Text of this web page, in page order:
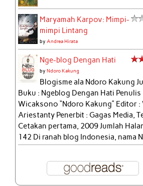
Maryamah Karpov: Mimpi-
mimpi Lintang
by Andrea Hirata
Nge-blog Dengan Hati
byNdoro Kakung
Blogisme ala Ndoro Kakung
Buku : Ngeblog Dengan Hati Penulis
Wicaksono “Ndoro Kakung” Editor :
Ariestanty Penerbit : Gagas Media,
Cetakan pertama, 2009 Jumlah
142 Di ranah blog Indonesia, nama